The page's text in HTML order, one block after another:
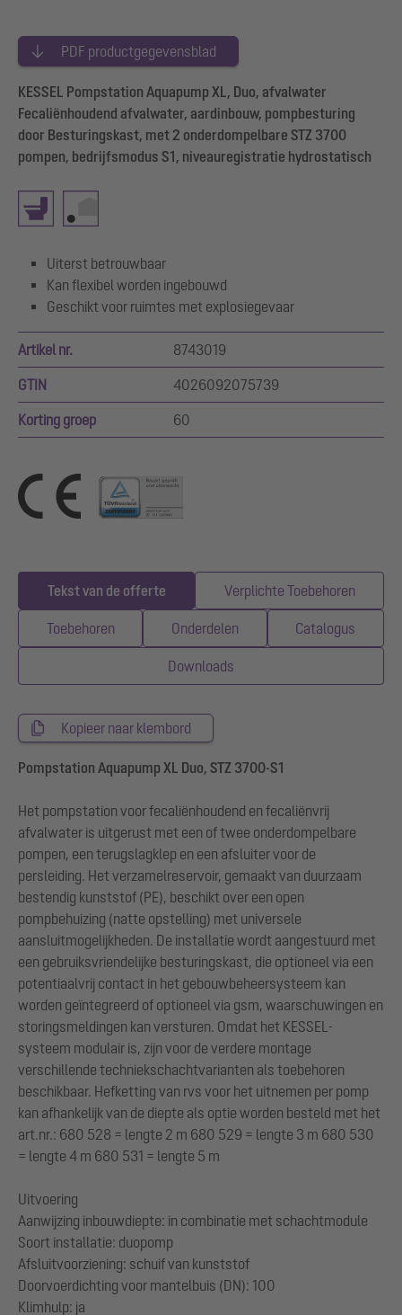
PDF productgegevensblad
KESSEL Pompstation Aquapump XL, Duo, afvalwater
Fecaliënhoudend afvalwater, aardinbouw, pompbesturing
door Besturingskast, met 2 onderdompelbare STZ 3700
pompen, bedrijfsmodus S1, niveauregistratie hydrostatisch
Uiterst betrouwbaar
Kan flexibel worden ingebouwd
Geschikt voor ruimtes met explosiegevaar
Artikel nr. 8743019
GTIN 4026092075739
Korting groep 60
Tekst van de offerte Verplichte Toebehoren
Toebehoren Onderdelen Catalogus
Downloads
Kopieer naar klembord
Pompstation Aquapump XL Duo, STZ 3700-S1
Het pompstation voor fecaliënhoudend en fecaliënvrij
afvalwater is uitgerust met een of twee onderdompelbare
pompen, een terugslagklep en een afsluiter voor de
persleiding. Het verzamelreservoir, gemaakt van duurzaam
bestendig kunststof (PE), beschikt over een open
pompbehuizing (natte opstelling) met universele
aansluitmogelijkheden. De installatie wordt aangestuurd met
een gebruiksvriendelijke besturingskast, die optioneel via een
potentiaalvrij contact in het gebouwbeheersysteem kan
worden geïntegreerd of optioneel via gsm, waarschuwingen en
storingsmeldingen kan versturen. Omdat het KESSEL-
systeem modulair is, zijn voor de verdere montage
verschillende techniekschachtvarianten als toebehoren
beschikbaar. Hefketting van rvs voor het uitnemen per pomp
kan afhankelijk van de diepte als optie worden besteld met het
art.nr.: 680 528 = lengte 2 m 680 529 = lengte 3 m 680 530
= lengte 4 m 680 531 = lengte 5 m
Uitvoering
Aanwijzing inbouwdiepte: in combinatie met schachtmodule
Soort installatie: duopomp
Afsluitvoorziening: schuif van kunststof
Doorvoerdichting voor mantelbuis (DN): 100
Klimhulp: ja